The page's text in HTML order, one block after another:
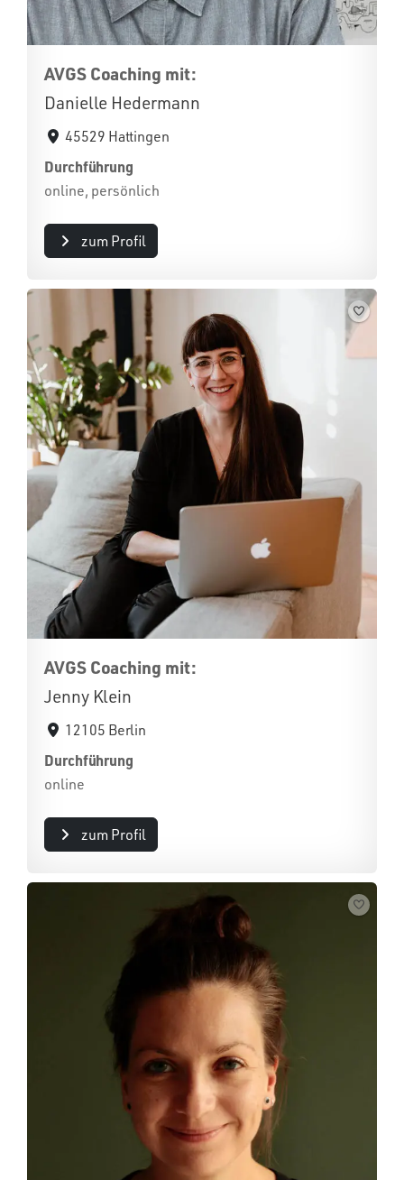
AVGS Coaching mit:
Danielle Hedermann
45529 Hattingen
Durchführung
online, persönlich
zum Profil
AVGS Coaching mit:
Jenny Klein
12105 Berlin
Durchführung
online
zum Profil